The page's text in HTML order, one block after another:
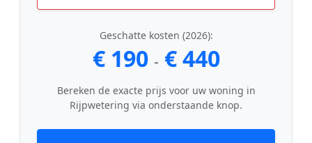
Geschatte kosten (2026):
€ 190 - € 440
Bereken de exacte prijs voor uw woning in
Rijpwetering via onderstaande knop.